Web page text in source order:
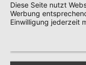
Diese Seite nutzt
Werbung
Einwilligung jederzeit